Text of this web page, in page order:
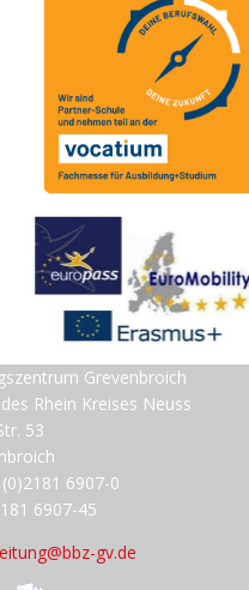
Grevenbroich
Rhein Kreises Neuss
53
6907-0
6907-45
gv.de